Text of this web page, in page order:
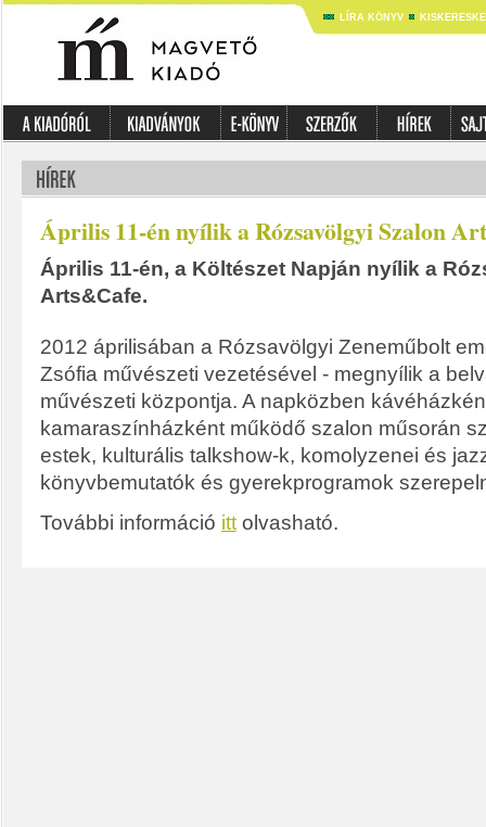
LÍRA KÖNYV
Április 11-én nyílik a Rózsavölgyi Szalon
Április 11-én, a Költészet Napján nyílik a
Arts&Cafe.
2012 áprilisában a Rózsavölgyi Zeneműbolt
Zsófia művészeti vezetésével - megnyílik a
művészeti központja. A napközben
kamaraszínházként működő szalon műsorán
estek, kulturális talkshow-k, komolyzenei és
könyvbemutatók és gyerekprogramok
További információ itt olvasható.